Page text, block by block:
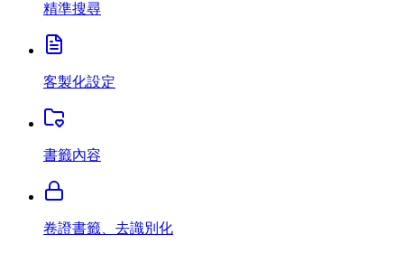
精準搜尋
客製化設定
書籤內容
卷證書籤、去識別化